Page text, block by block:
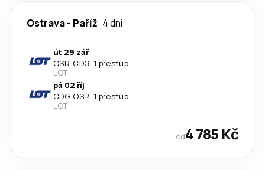
Ostrava- Paříž 4 dni
út 29 zář
OSR-CDG· 1 přestup
LOT
pá 02 říj
CDG-OSR· 1 přestup
LOT
od4 785 Kč